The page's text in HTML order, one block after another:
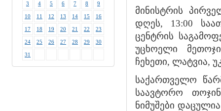
3 4 5 6 7 8 9
10 11 12 13 14 15 16
17 18 19 20 21 22 23
24 25 26 27 28 29 30
31
მინისტრის
დღეს, 13:00
ცენტრის
უცხოელი
ჩეხეთი, ლატვია,
საქართველო
საავტორო
ნიმუშები